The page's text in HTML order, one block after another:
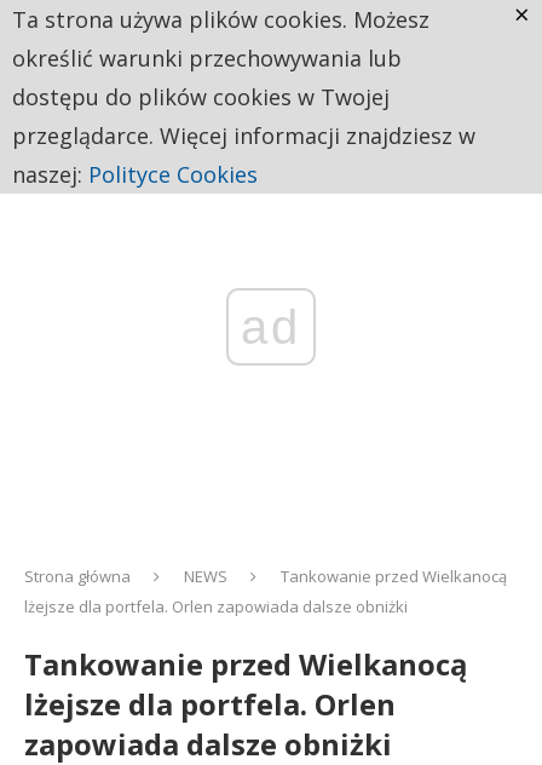
ad
Strona główna NEWS
Tankowanie przed Wielkanocą
lżejsze dla portfela. Orlen zapowiada dalsze obniżki
Tankowanie przed Wielkanocą
lżejsze dla portfela. Orlen
zapowiada dalsze obniżki
Ta strona używa plików cookies. Możesz
określić warunki przechowywania lub
dostępu do plików cookies w Twojej
przeglądarce. Więcej informacji znajdziesz w
naszej: Polityce Cookies
×